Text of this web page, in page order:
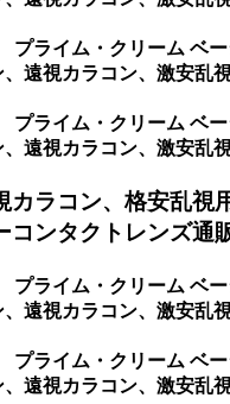
プライム・クリーム ベ
遠視カラコン、激安乱
プライム・クリーム ベ
遠視カラコン、激安乱
カラコン、格安乱視
コンタクトレンズ通
プライム・クリーム ベ
遠視カラコン、激安乱
プライム・クリーム ベ
遠視カラコン、激安乱